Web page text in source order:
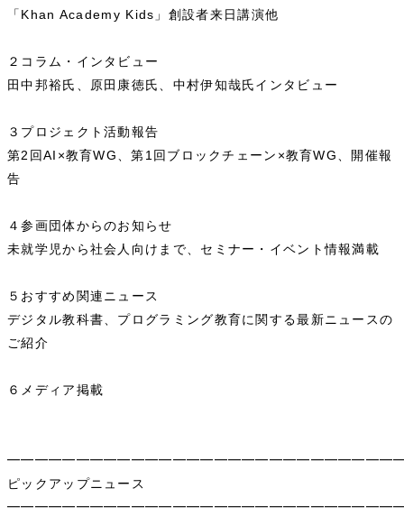
「Khan Academy Kids」創設者来日講演他
２コラム・インタビュー
田中邦裕氏、原田康徳氏、中村伊知哉氏インタビュー
３プロジェクト活動報告
第2回AI×教育WG、第1回ブロックチェーン×教育WG、開催報
告
４参画団体からのお知らせ
未就学児から社会人向けまで、セミナー・イベント情報満載
５おすすめ関連ニュース
デジタル教科書、プログラミング教育に関する最新ニュースの
ご紹介
６メディア掲載
ピックアップニュース